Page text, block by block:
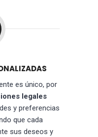
es único, por
legales
y preferencias
que cada
sus deseos y